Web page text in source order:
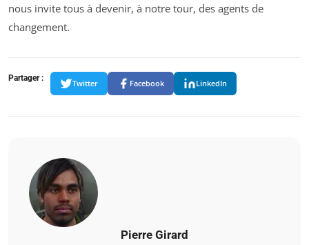
nous invite tous à devenir, à notre tour, des agents de
changement.
Partager :
Twitter Facebook LinkedIn
Pierre Girard